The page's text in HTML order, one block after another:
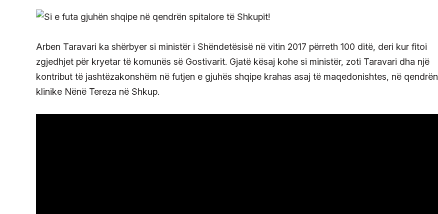
Arben Taravari ka shërbyer si ministër i Shëndetësisë në vitin 2017 përreth 100 ditë, deri kur fitoi
zgjedhjet për kryetar të komunës së Gostivarit. Gjatë kësaj kohe si ministër, zoti Taravari dha një
kontribut të jashtëzakonshëm në futjen e gjuhës shqipe krahas asaj të maqedonishtes, në qendrën
klinike Nënë Tereza në Shkup.